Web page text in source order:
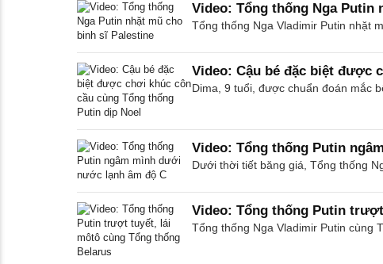
Video: Tổng thống Nga Putin
Tổng thống Nga Vladimir Putin nhặt
Video: Cậu bé đặc biệt được
Dima, 9 tuổi, được chuẩn đoán mắc
Video: Tổng thống Putin
Dưới thời tiết băng giá, Tổng thống
Video: Tổng thống Putin
Tổng thống Nga Vladimir Putin cùng